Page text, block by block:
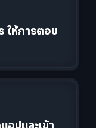
ให้การตอบ
อปและเข้า